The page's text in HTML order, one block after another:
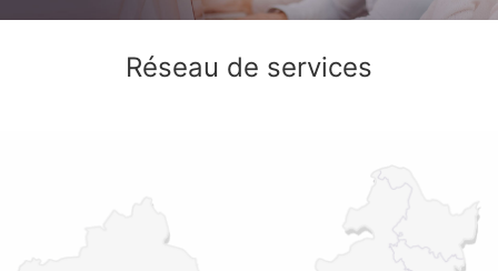
Réseau de services